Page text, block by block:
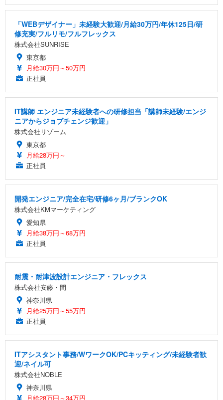
「WEBデザイナー」未経験大歓迎/月給30万円/年休125日/研
修充実/フルリモ/フルフレックス
株式会社SUNRISE
東京都
月給30万円～50万円
正社員
IT講師 エンジニア未経験者への研修担当「講師未経験/エンジ
ニアからジョブチェンジ歓迎」
株式会社リゾーム
東京都
月給28万円～
正社員
開発エンジニア/完全在宅/研修6ヶ月/ブランクOK
株式会社KMマーケティング
愛知県
月給38万円～68万円
正社員
耐震・耐津波設計エンジニア・フレックス
株式会社安藤・間
神奈川県
月給25万円～55万円
正社員
ITアシスタント事務/WワークOK/PCキッティング/未経験者歓
迎/ネイル可
株式会社NOBLE
神奈川県
月給28万円～34万円